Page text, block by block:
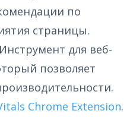
по
страницы.
для веб-
позволяет
Chrome Extension.